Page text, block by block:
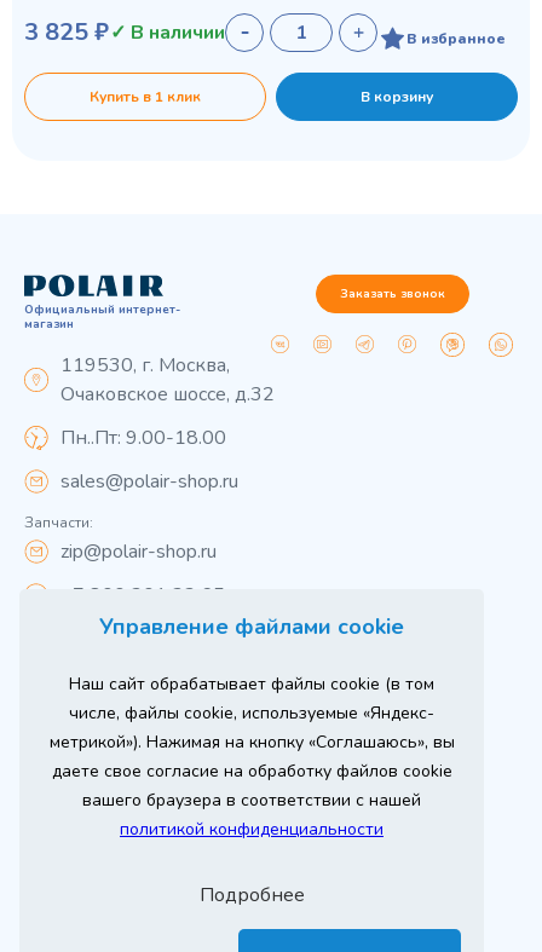
Управление файлами cookie
Наш сайт обрабатывает файлы cookie (в том
числе, файлы cookie, используемые «Яндекс-
метрикой»). Нажимая на кнопку «Соглашаюсь», вы
даете свое согласие на обработку файлов cookie
вашего браузера в соответствии с нашей
политикой конфиденциальности
Подробнее
3 825 ₽✓ В наличии В избранное
Купить в 1 клик В корзину
Официальный интернет-
магазин
119530, г. Москва,
Очаковское шоссе, д.32
Пн..Пт: 9.00-18.00
sales@polair-shop.ru
Запчасти:
zip@polair-shop.ru
+7 800 301 33 65
Заказать звонок
Вся информация на сайте о товарах носит
справочный характер и не является публичной
офертой в соответствии с пунктом 2 статьи 437 ГК РФ.
Для получения подробной информации о наличии и
стоимости указанных товаров и (или) услуг,
пожалуйста, обращайтесь к менеджеру сайта по
телефону
При использовании материалов сайта ссылка
Продвижение сайта
Оставь заявку